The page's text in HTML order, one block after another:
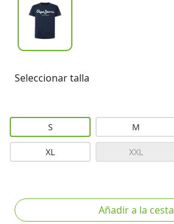
Seleccionar talla
S M
XL XXL